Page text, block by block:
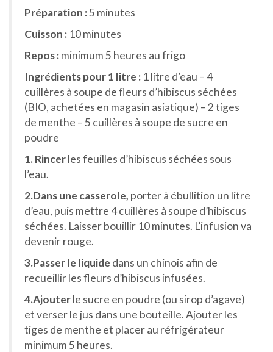
Préparation :5 minutes
Cuisson : 10 minutes
Repos :minimum 5 heures au frigo
Ingrédients pour 1 litre : 1 litre d’eau – 4
cuillères à soupe de fleurs d’hibiscus séchées
(BIO, achetées en magasin asiatique) – 2 tiges
de menthe – 5 cuillères à soupe de sucre en
poudre
1. Rincerles feuilles d’hibiscus séchées sous
l’eau.
2.Dans une casserole, porter à ébullition un litre
d’eau, puis mettre 4 cuillères à soupe d’hibiscus
séchées. Laisser bouillir 10 minutes. L’infusion va
devenir rouge.
3.Passer le liquide dans un chinois afin de
recueillir les fleurs d’hibiscus infusées.
4.Ajouterle sucre en poudre (ou sirop d’agave)
et verser le jus dans une bouteille. Ajouter les
tiges de menthe et placer au réfrigérateur
minimum 5 heures.